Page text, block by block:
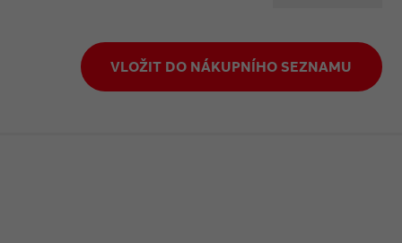
VLOŽIT DO NÁKUPNÍHO SEZNAMU